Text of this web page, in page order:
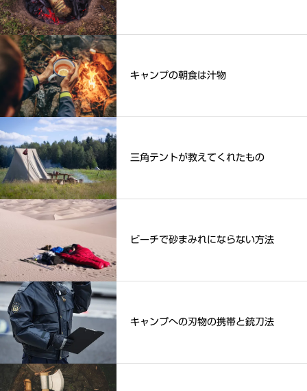
キャンプの朝食は汁物
三角テントが教えてくれたもの
ビーチで砂まみれにならない方法
キャンプへの刃物の携帯と銃刀法